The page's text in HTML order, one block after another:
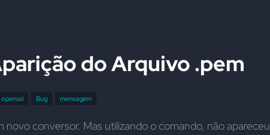
do Arquivo .pem
openssl Bug mensagem
novo conversor. Mas utilizando o comando, não apareceu